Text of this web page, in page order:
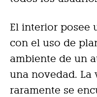
El interior posee
con el uso de
ambiente de un
una novedad. La
raramente se